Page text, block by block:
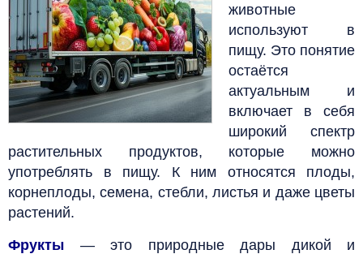
животные
используют в
пищу. Это понятие
остаётся
актуальным и
включает в себя
широкий спектр
растительных продуктов, которые можно
употреблять в пищу. К ним относятся плоды,
корнеплоды, семена, стебли, листья и даже цветы
растений.
Фрукты — это природные дары дикой и